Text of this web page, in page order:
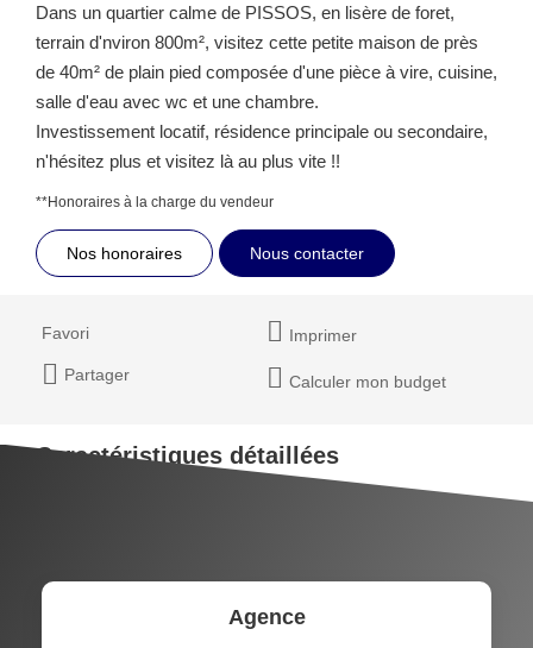
Dans un quartier calme de PISSOS, en lisère de foret,
terrain d'nviron 800m², visitez cette petite maison de près
de 40m² de plain pied composée d'une pièce à vire, cuisine,
salle d'eau avec wc et une chambre.
Investissement locatif, résidence principale ou secondaire,
n'hésitez plus et visitez là au plus vite !!
**Honoraires à la charge du vendeur
Nos honoraires Nous contacter
Favori Imprimer
Partager Calculer mon budget
Caractéristiques détaillées
Agence